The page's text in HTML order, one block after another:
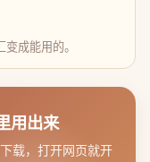
成能用的。
用出来
载，打开网页就开